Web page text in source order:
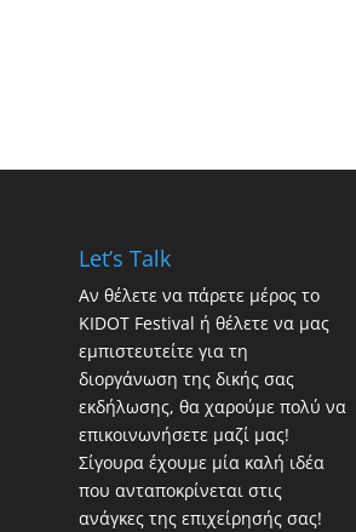
Let’s Talk
Αν θέλετε να πάρετε μέρος το
KIDOT Festival ή θέλετε να μας
εμπιστευτείτε για τη
διοργάνωση της δικής σας
εκδήλωσης, θα χαρούμε πολύ να
επικοινωνήσετε μαζί μας!
Σίγουρα έχουμε μία καλή ιδέα
που ανταποκρίνεται στις
ανάγκες της επιχείρησής σας!